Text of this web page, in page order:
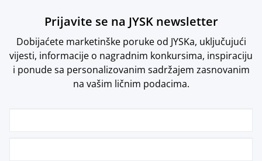
Prijavite se na JYSK newsletter
Dobijaćete marketinške poruke od JYSKa, uključujući
vijesti, informacije o nagradnim konkursima, inspiraciju
i ponude sa personalizovanim sadržajem zasnovanim
na vašim ličnim podacima.